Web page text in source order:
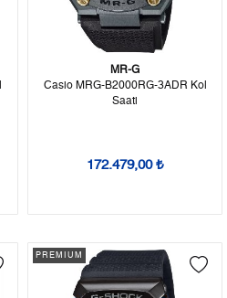
MR-G
Casio MRG-B2000RG-3ADR Kol
Saati
172.479,00 ₺
PREMIUM